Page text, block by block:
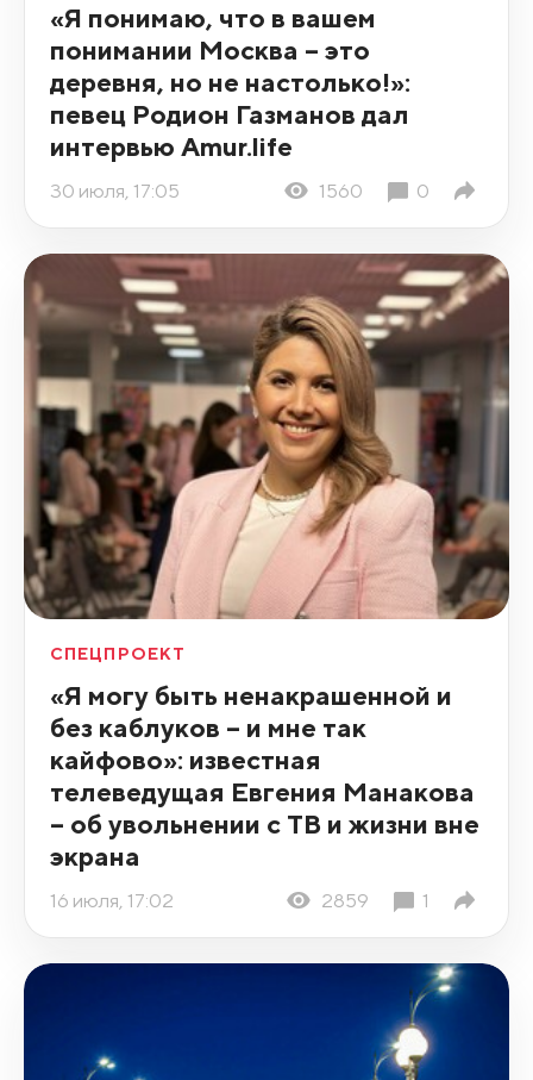
«Я понимаю, что в вашем
понимании Москва – это
деревня, но не настолько!»:
певец Родион Газманов дал
интервью Amur.life
30 июля, 17:05 1560 0
СПЕЦПРОЕКТ
«Я могу быть ненакрашенной и
без каблуков – и мне так
кайфово»: известная
телеведущая Евгения Манакова
– об увольнении с ТВ и жизни вне
экрана
16 июля, 17:02 2859 1